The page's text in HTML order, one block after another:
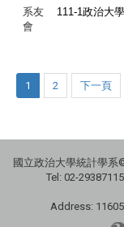
系友
會
111-1 政治大
1 2 下一頁
國立政治大學統計學系
Tel: 02-
Address: